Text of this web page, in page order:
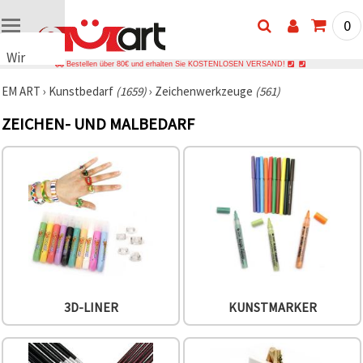
Wir
Cookies
verwenden
Technologien,
um das
ordnungsgemäße
Funktionieren
der Website
sicherzustellen,
Nutzungserlebnis
Ihrer
Einwilligung,
0
Bestellen über 80€ und erhalten Sie KOSTENLOSEN VERSAND!
EM ART › Kunstbedarf (1659)› Zeichenwerkzeuge (561)
ZEICHEN- UND MALBEDARF
3D-LINER KUNSTMARKER